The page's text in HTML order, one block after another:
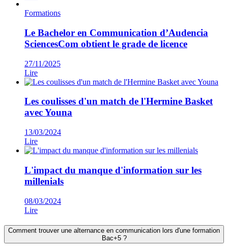
Formations
Le Bachelor en Communication d’Audencia
SciencesCom obtient le grade de licence
27/11/2025
Lire
Les coulisses d'un match de l'Hermine Basket
avec Youna
13/03/2024
Lire
L'impact du manque d'information sur les
millenials
08/03/2024
Lire
Comment trouver une alternance en communication lors d'une formation
Bac+5 ?